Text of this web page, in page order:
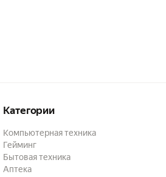
Категории
Компьютерная техника
Гейминг
Бытовая техника
Аптека